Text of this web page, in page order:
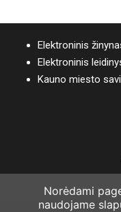
Elektroninis
Elektroninis
Kauno miesto
Norėdami
naudojame